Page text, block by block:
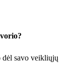
dėl savo veikliųjų